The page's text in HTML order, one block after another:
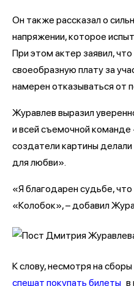
Он также рассказал о
напряжении, которое
При этом актер заявил,
своеобразную плату за
намерен отказываться от
Журавлев выразил
и всей съемочной команде
создатели картины
для любви».
«Я благодарен судьбе, что
«Колобок», – добавил
К слову, несмотря на
спешат покупать билеты в